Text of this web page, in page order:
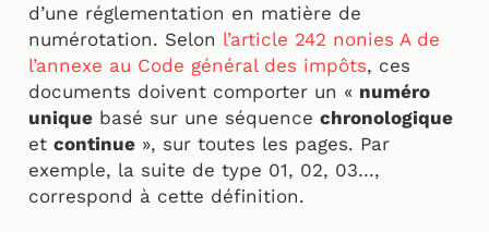
d’une réglementation en matière de
numérotation. Selon l’article 242 nonies A de
l’annexe au Code général des impôts, ces
documents doivent comporter un « numéro
unique basé sur une séquence chronologique
et continue », sur toutes les pages. Par
exemple, la suite de type 01, 02, 03…,
correspond à cette définition.